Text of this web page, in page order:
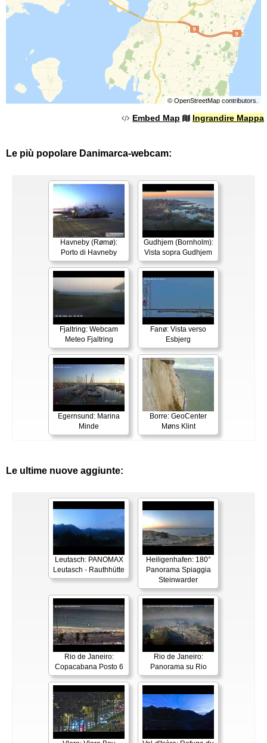
© OpenStreetMapcontributors.
Embed Map Ingrandire Mappa
Le più popolare Danimarca-webcam:
Havneby (Rømø):
Porto di Havneby
Gudhjem (Bornholm):
Vista sopra Gudhjem
Fjaltring: Webcam
Meteo Fjaltring
Fanø: Vista verso
Esbjerg
Egernsund: Marina
Minde
Borre: GeoCenter
Møns Klint
Le ultime nuove aggiunte:
Leutasch: PANOMAX
Leutasch - Rauthhütte
Heiligenhafen: 180°
Panorama Spiaggia
Steinwarder
Rio de Janeiro:
Copacabana Posto 6
Rio de Janeiro:
Panorama su Rio